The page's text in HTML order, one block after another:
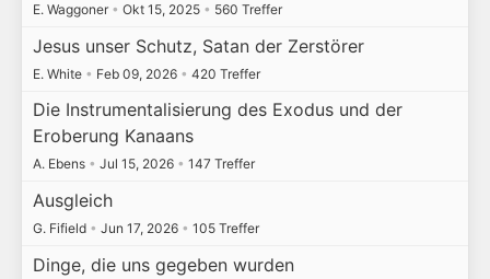
E. Waggoner • Okt 15, 2025 • 560 Treffer
Jesus unser Schutz, Satan der Zerstörer
E. White • Feb 09, 2026 • 420 Treffer
Die Instrumentalisierung des Exodus und der
Eroberung Kanaans
A. Ebens • Jul 15, 2026 • 147 Treffer
Ausgleich
G. Fifield • Jun 17, 2026 • 105 Treffer
Dinge, die uns gegeben wurden